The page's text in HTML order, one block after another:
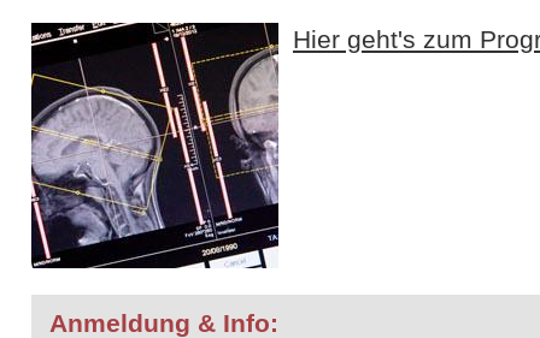
Hier geht's zum
Anmeldung & Info: